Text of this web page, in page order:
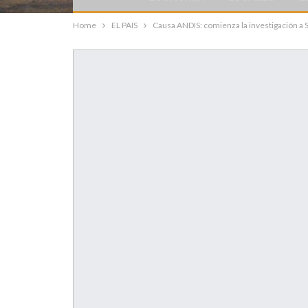
Home EL PAIS Causa ANDIS: comienza la investigación